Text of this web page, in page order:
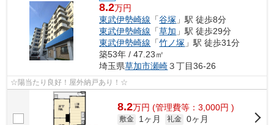
8.2万円
東武伊勢崎線 「谷塚 」駅 徒歩8分
東武伊勢崎線 「草加 」駅 徒歩29分
東武伊勢崎線 「竹ノ塚 」駅 徒歩31分
築53年 / 47.23㎡
埼玉県草加市瀬崎３丁目36-26
☆陽当たり良好！屋外納戸あり！☆
8.2万円 (管理費等：3,000円 )
敷金 1ヶ月 礼金 0ヶ月